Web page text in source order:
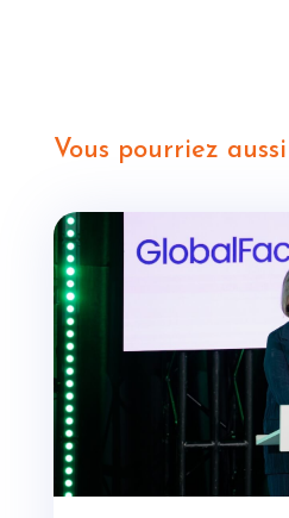
Vous pourriez